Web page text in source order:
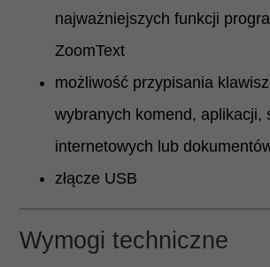
najważniejszych funkcji
ZoomText
możliwość przypisania
wybranych komend, aplikacji,
internetowych lub
złącze USB
Wymogi techniczne